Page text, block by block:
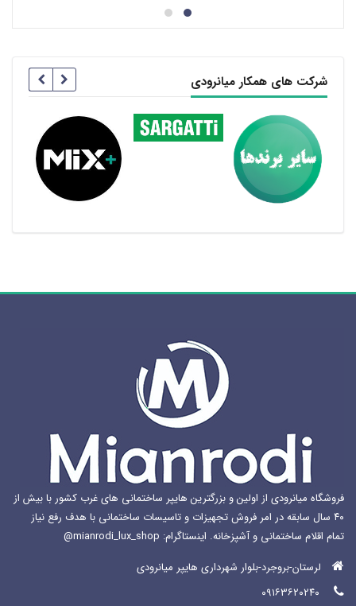
شرکت های همکار میانرودی
فروشگاه میانرودی از اولین و بزرگترین هایپر ساختمانی های غرب کشور با بیش از
۴۰ سال سابقه در امر فروش تجهیزات و تاسیسات ساختمانی با هدف رفع نیاز
تمام اقلام ساختمانی و آشپزخانه. اینستاگرام: mianrodi_lux_shop@
لرستان-بروجرد-بلوار شهرداری هایپر میانرودی